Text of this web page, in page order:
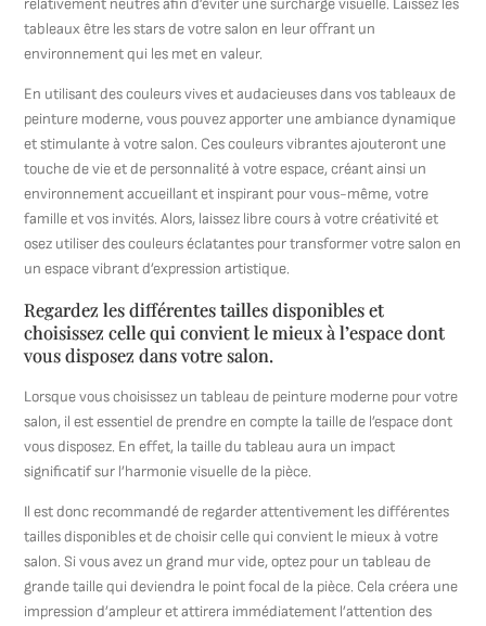
relativement neutres afin d’éviter une surcharge visuelle. Laissez les
tableaux être les stars de votre salon en leur offrant un
environnement qui les met en valeur.
En utilisant des couleurs vives et audacieuses dans vos tableaux de
peinture moderne, vous pouvez apporter une ambiance dynamique
et stimulante à votre salon. Ces couleurs vibrantes ajouteront une
touche de vie et de personnalité à votre espace, créant ainsi un
environnement accueillant et inspirant pour vous-même, votre
famille et vos invités. Alors, laissez libre cours à votre créativité et
osez utiliser des couleurs éclatantes pour transformer votre salon en
un espace vibrant d’expression artistique.
Regardez les différentes tailles disponibles et
choisissez celle qui convient le mieux à l’espace dont
vous disposez dans votre salon.
Lorsque vous choisissez un tableau de peinture moderne pour votre
salon, il est essentiel de prendre en compte la taille de l’espace dont
vous disposez. En effet, la taille du tableau aura un impact
significatif sur l’harmonie visuelle de la pièce.
Il est donc recommandé de regarder attentivement les différentes
tailles disponibles et de choisir celle qui convient le mieux à votre
salon. Si vous avez un grand mur vide, optez pour un tableau de
grande taille qui deviendra le point focal de la pièce. Cela créera une
impression d’ampleur et attirera immédiatement l’attention des